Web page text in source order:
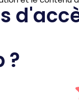
?